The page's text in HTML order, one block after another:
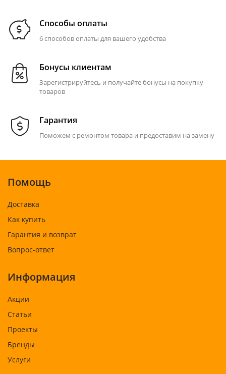
Способы оплаты
6 способов оплаты для вашего удобства
Бонусы клиентам
Зарегистрируйтесь и получайте бонусы на покупку
товаров
Гарантия
Поможем с ремонтом товара и предоставим на замену
Помощь
Доставка
Как купить
Гарантия и возврат
Вопрос-ответ
Информация
Акции
Статьи
Проекты
Бренды
Услуги